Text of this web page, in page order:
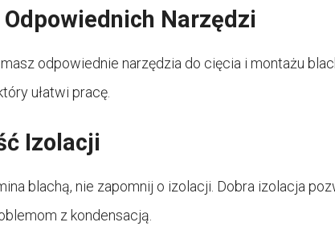
Narzędzi
odpowiednie narzędzia do cięcia i montażu
ułatwi pracę.
Izolacji
blachą, nie zapomnij o izolacji. Dobra izolacja
z kondensacją.